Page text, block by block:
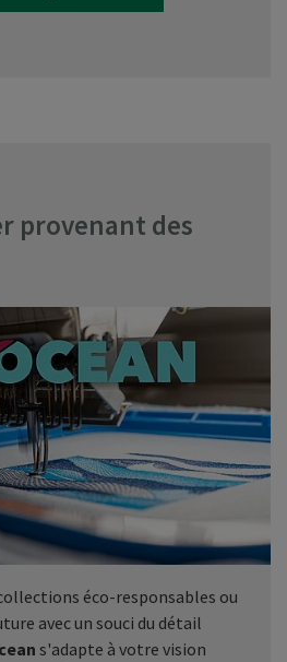
provenant des
éco-responsables ou
avec un souci du détail
s'adapte à votre vision